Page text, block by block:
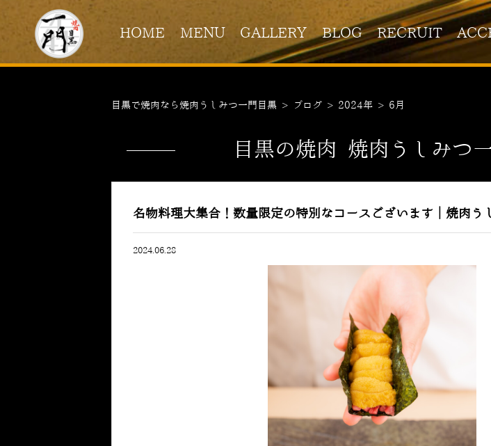
HOME MENU GALLERY BLOG RECRUIT
目黒で焼肉なら焼肉うしみつ一門目黒 > ブログ > 2024年 > 6月
目黒の焼肉 焼肉うしみつ
名物料理大集合！数量限定の特別なコースございます｜焼肉
2024.06.28